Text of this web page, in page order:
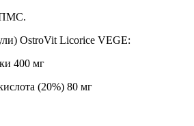
ПМС.
OstroVit Licorice VEGE:
400 мг
(20%) 80 мг